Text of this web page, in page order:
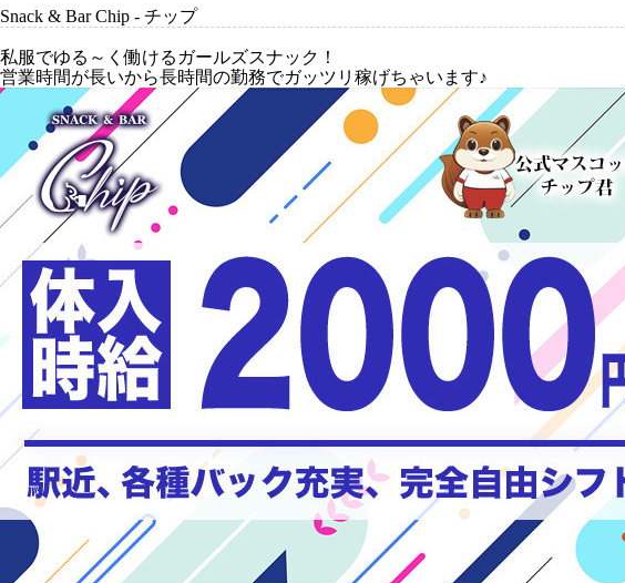
Snack & Bar Chip - チップ
私服でゆる～く働けるガールズスナック！
営業時間が長いから長時間の勤務でガッツリ稼げちゃいます♪